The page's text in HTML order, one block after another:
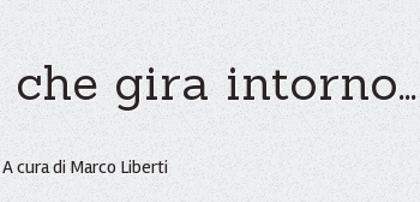
gira intorno...
A cura di Marco Liberti